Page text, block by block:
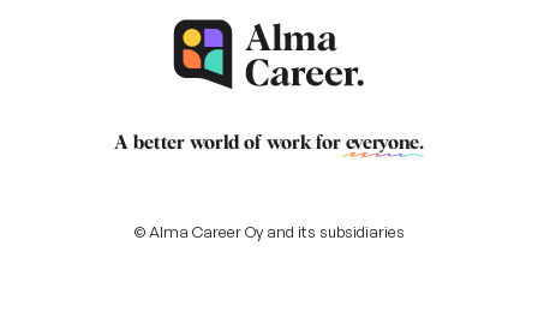
A better world of work for everyone.
© Alma Career Oy and its subsidiaries